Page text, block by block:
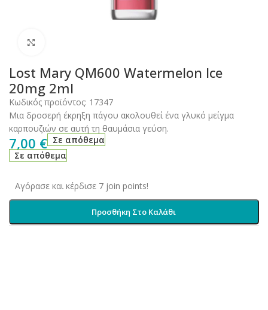
Lost Mary QM600 Watermelon Ice
20mg 2ml
Κωδικός προϊόντος: 17347
Μια δροσερή έκρηξη πάγου ακολουθεί ένα γλυκό μείγμα
καρπουζιών σε αυτή τη θαυμάσια γεύση.
7,00 € Σε απόθεμα
Σε απόθεμα
Αγόρασε και κέρδισε 7 join points!
Προσθήκη Στο Καλάθι